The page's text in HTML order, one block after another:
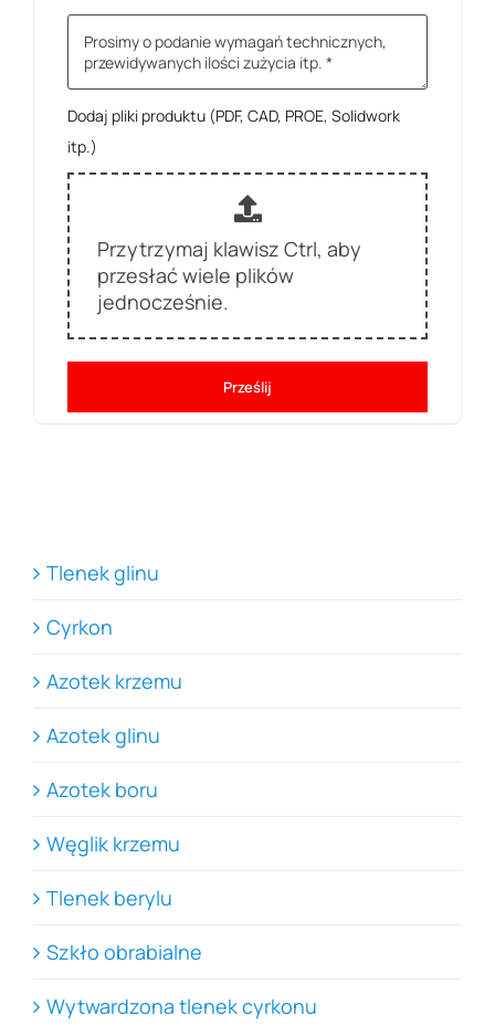
Dodaj pliki produktu (PDF, CAD, PROE, Solidwork
itp.)
Przytrzymaj klawisz Ctrl, aby
przesłać wiele plików
jednocześnie.
Prześlij
Tlenek glinu
Cyrkon
Azotek krzemu
Azotek glinu
Azotek boru
Węglik krzemu
Tlenek berylu
Szkło obrabialne
Wytwardzona tlenek cyrkonu